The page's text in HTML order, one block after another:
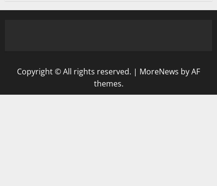
Copyright © All rights reserved. | MoreNews by AF
themes.